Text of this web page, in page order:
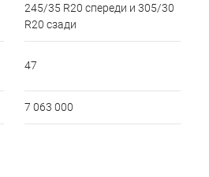
245/35 R20 спереди и 305/30
R20 сзади
47
7 063 000